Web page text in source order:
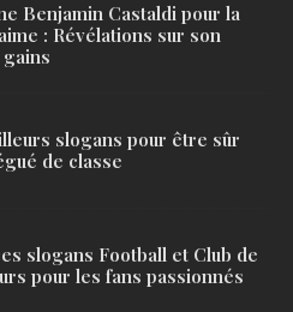
Benjamin Castaldi pour la
: Révélations sur son
slogans pour être sûr
de classe
slogans Football et Club de
pour les fans passionnés